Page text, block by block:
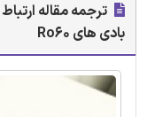
بادی های Ro60